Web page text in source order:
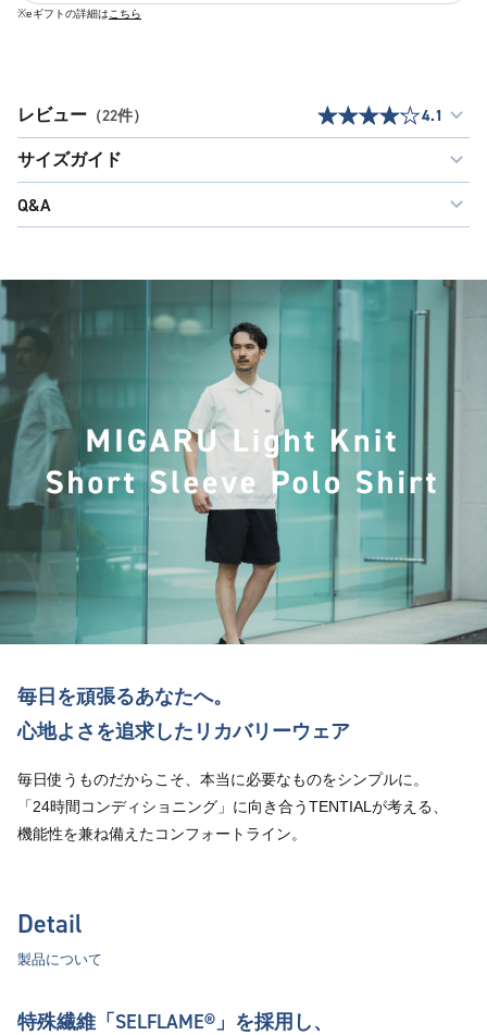
※eギフトの詳細はこちら
レビュー （22件） 4.1
サイズガイド
Q&A
毎日を頑張るあなたへ。
心地よさを追求したリカバリーウェア
毎日使うものだからこそ、本当に必要なものをシンプルに。
「24時間コンディショニング」に向き合うTENTIALが考える、
機能性を兼ね備えたコンフォートライン。
Detail
製品について
特殊繊維「SELFLAME®︎」を採用し、